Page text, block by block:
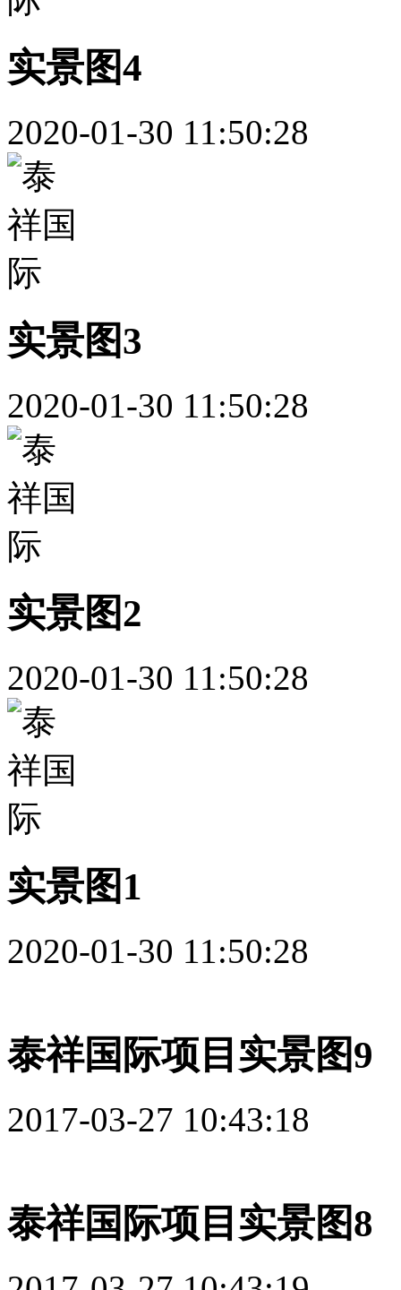
实景图4
2020-01-30 11:50:28
实景图3
2020-01-30 11:50:28
实景图2
2020-01-30 11:50:28
实景图1
2020-01-30 11:50:28
泰祥国际项目实景图9
2017-03-27 10:43:18
泰祥国际项目实景图8